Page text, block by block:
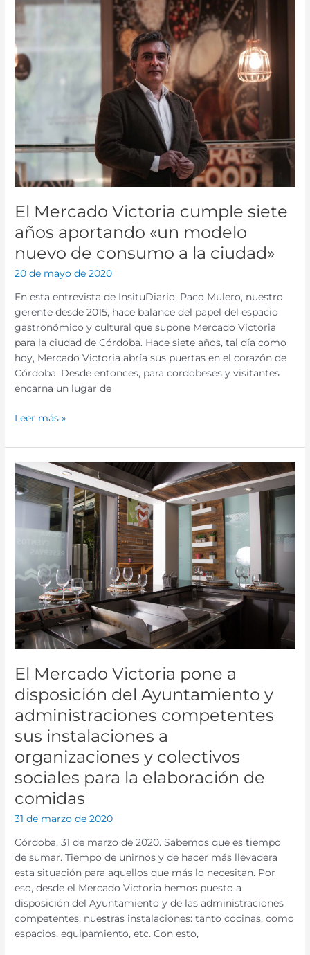
El Mercado Victoria cumple siete
años aportando «un modelo
nuevo de consumo a la ciudad»
20 de mayo de 2020
En esta entrevista de InsituDiario, Paco Mulero, nuestro
gerente desde 2015, hace balance del papel del espacio
gastronómico y cultural que supone Mercado Victoria
para la ciudad de Córdoba. Hace siete años, tal día como
hoy, Mercado Victoria abría sus puertas en el corazón de
Córdoba. Desde entonces, para cordobeses y visitantes
encarna un lugar de
El
Mercado
Victoria
cumple
siete
años
«un
nuevo
de
consumo
a
la
ciudad»
Leer más »
El Mercado Victoria pone a
disposición del Ayuntamiento y
administraciones competentes
sus instalaciones a
organizaciones y colectivos
sociales para la elaboración de
comidas
31 de marzo de 2020
Córdoba, 31 de marzo de 2020. Sabemos que es tiempo
de sumar. Tiempo de unirnos y de hacer más llevadera
esta situación para aquellos que más lo necesitan. Por
eso, desde el Mercado Victoria hemos puesto a
disposición del Ayuntamiento y de las administraciones
competentes, nuestras instalaciones: tanto cocinas, como
espacios, equipamiento, etc. Con esto,
El
Mercado
Victoria
Ayuntamiento
administraciones
competentes
sus
instalaciones
a
organizaciones
y
colectivos
sociales
para
la
elaboración
comidas